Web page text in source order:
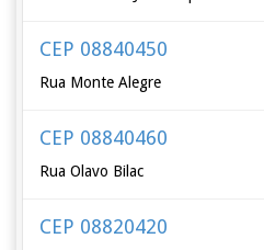
CEP 08840450
Rua Monte Alegre
CEP 08840460
Rua Olavo Bilac
CEP 08820420